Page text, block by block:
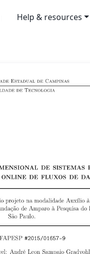
Help & resources